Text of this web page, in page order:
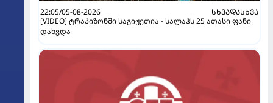
22:05/05-08-2026
ᲡᲮᲕᲐᲓᲐᲡᲮᲕᲐ
[VIDEO] ტრაპიზონში საგიჟეთია - სალაჰს 25 ათასი ფანი
დახვდა